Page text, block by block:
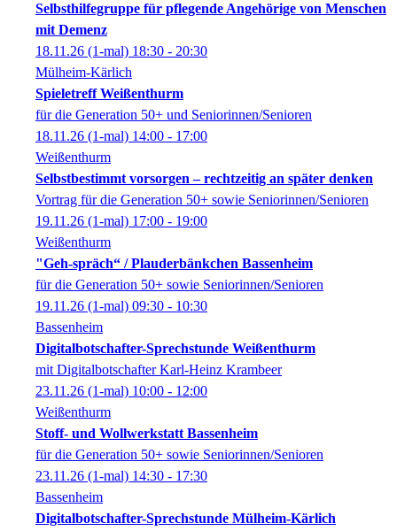
Selbsthilfegruppe für pflegende Angehörige von Menschen
mit Demenz
18.11.26 (1-mal) 18:30 - 20:30
Mülheim-Kärlich
Spieletreff Weißenthurm
für die Generation 50+ und Seniorinnen/Senioren
18.11.26 (1-mal) 14:00 - 17:00
Weißenthurm
Selbstbestimmt vorsorgen – rechtzeitig an später denken
Vortrag für die Generation 50+ sowie Seniorinnen/Senioren
19.11.26 (1-mal) 17:00 - 19:00
Weißenthurm
"Geh-spräch“ / Plauderbänkchen Bassenheim
für die Generation 50+ sowie Seniorinnen/Senioren
19.11.26 (1-mal) 09:30 - 10:30
Bassenheim
Digitalbotschafter-Sprechstunde Weißenthurm
mit Digitalbotschafter Karl-Heinz Krambeer
23.11.26 (1-mal) 10:00 - 12:00
Weißenthurm
Stoff- und Wollwerkstatt Bassenheim
für die Generation 50+ sowie Seniorinnen/Senioren
23.11.26 (1-mal) 14:30 - 17:30
Bassenheim
Digitalbotschafter-Sprechstunde Mülheim-Kärlich